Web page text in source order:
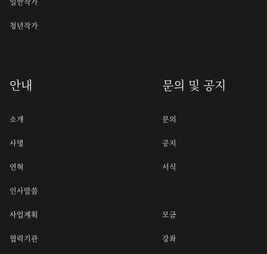
청년작가
안내
소개
사명
연혁
인사말씀
사업계획
협력기관
문의 및 공지
문의
공지
서식
모금
강좌